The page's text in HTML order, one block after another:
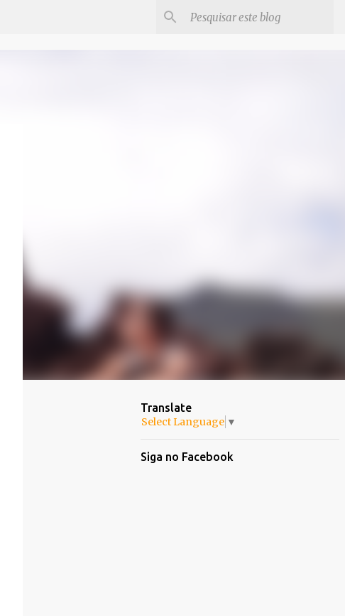
Translate
Select Language ▼
Siga no Facebook